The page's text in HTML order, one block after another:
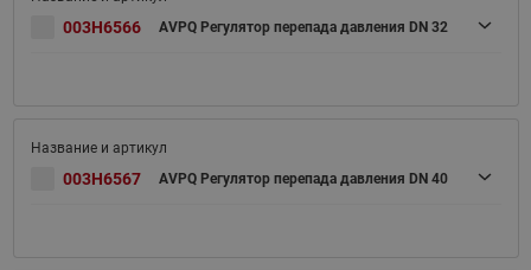
003H6566 AVPQ Регулятор перепада давления DN 32
003H6567 AVPQ Регулятор перепада давления DN 40